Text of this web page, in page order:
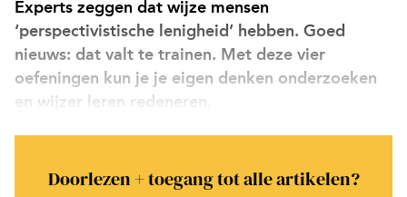
Experts zeggen dat wijze mensen
‘perspectivistische lenigheid’ hebben. Goed
nieuws: dat valt te trainen. Met deze vier
oefeningen kun je je eigen denken onderzoeken
en wijzer leren redeneren.
Doorlezen + toegang tot alle artikelen?